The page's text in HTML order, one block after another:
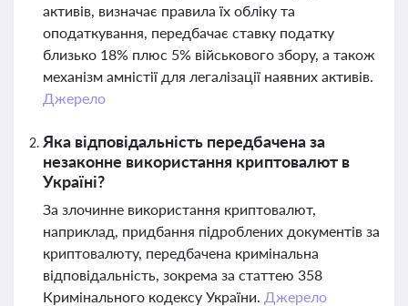
активів, визначає правила їх обліку та
оподаткування, передбачає ставку податку
близько 18% плюс 5% військового збору, а також
механізм амністії для легалізації наявних активів.
Джерело
Яка відповідальність передбачена за
незаконне використання криптовалют в
Україні?
За злочинне використання криптовалют,
наприклад, придбання підроблених документів за
криптовалюту, передбачена кримінальна
відповідальність, зокрема за статтею 358
Кримінального кодексу України. Джерело